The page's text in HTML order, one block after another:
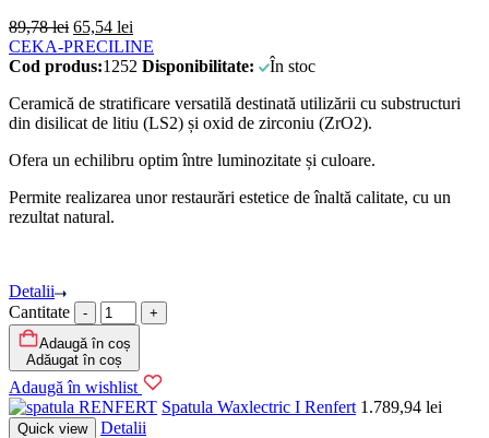
89,78lei 65,54 lei
CEKA-PRECILINE
Cod produs:1252 Disponibilitate:
În stoc
Ceramică de stratificare versatilă destinată utilizării cu substructuri
din disilicat de litiu (LS2) și oxid de zirconiu (ZrO2).
Ofera un echilibru optim între luminozitate și culoare.
Permite realizarea unor restaurări estetice de înaltă calitate, cu un
rezultat natural.
Detalii
Cantitate
Adaugă în coș
Adăugat în coș
Adaugă în wishlist
RENFERT Spatula Waxlectric I Renfert 1.789,94 lei
Quick view Detalii